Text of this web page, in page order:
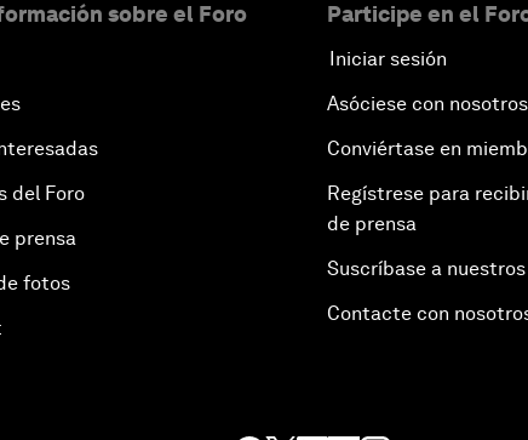
sobre el Foro
del Foro
prensa
fotos
Participe en el
Iniciar sesión
Asóciese con nosotros
Conviértase en
Regístrese para
de prensa
Suscríbase a
Contacte con